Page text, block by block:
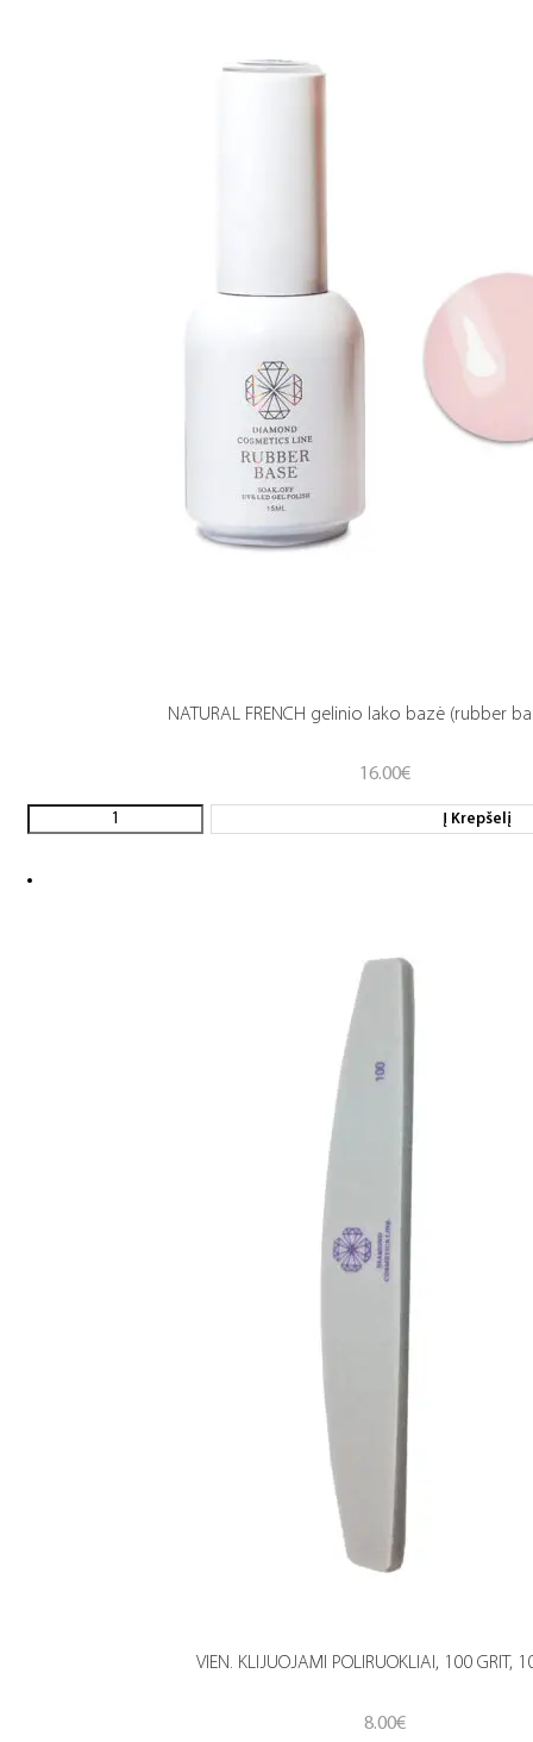
NATURAL FRENCH gelinio lako bazė (rubber
16.00€
Į Krepšelį
VIEN. KLIJUOJAMI POLIRUOKLIAI, 100 GRIT,
8.00€